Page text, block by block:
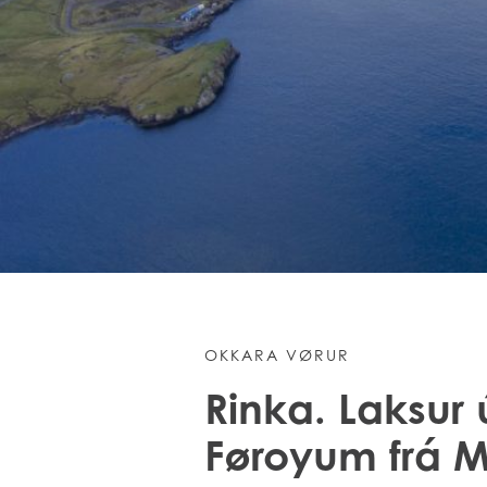
burðardyggu menning er, at
framleiðari av alilaksi – og
av heimsmarknaðinum.
OKKARA VØRUR
Rinka. Laksur
Føroyum frá